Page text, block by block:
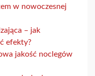
w nowoczesnej
– jak
efekty?
jakość noclegów